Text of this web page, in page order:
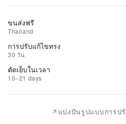
รถ
เข็น
รายการ
ที่
ชอบ
ขนส่งฟรี
Thailand
การปรับแก้ไขทรง
30 วัน
ตัดเย็บในเวลา
10–21 days
แบ่งปันรูปแบบการป